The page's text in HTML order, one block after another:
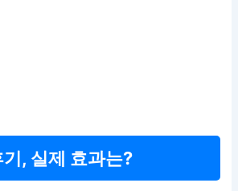
, 실제 효과는?